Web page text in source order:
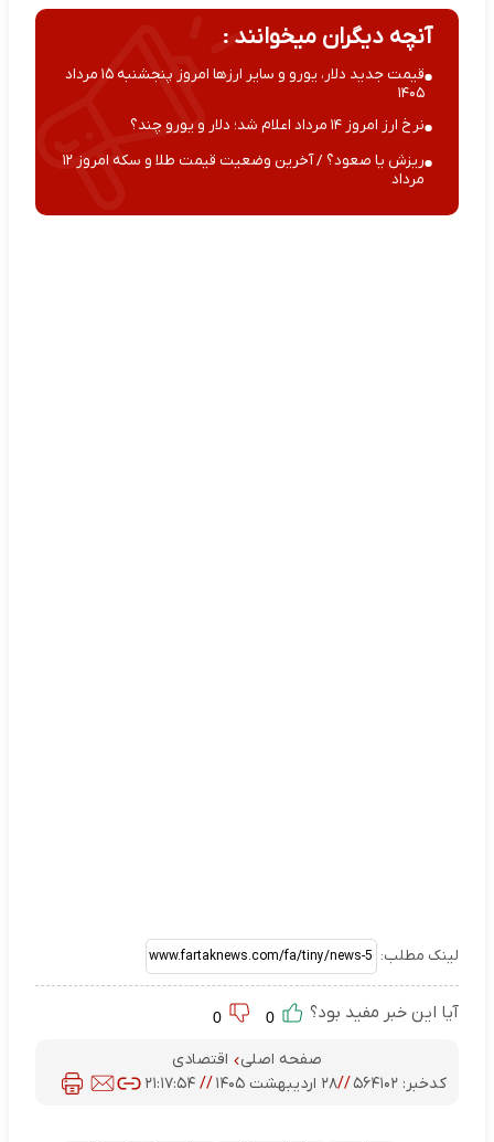
آنچه دیگران میخوانند :
قیمت جدید دلار، یورو و سایر ارزها امروز پنجشنبه ۱۵ مرداد
۱۴۰۵
نرخ ارز امروز ۱۴ مرداد اعلام شد؛ دلار و یورو چند؟
ریزش یا صعود؟ / آخرین وضعیت قیمت طلا و سکه امروز ۱۲
مرداد
لینک مطلب:
آیا این خبر مفید بود؟
صفحه اصلی
اقتصادی
کدخبر:۵۶۴۱۰۲ //۲۸ اردیبهشت ۱۴۰۵ //۲۱:۱۷:۵۴